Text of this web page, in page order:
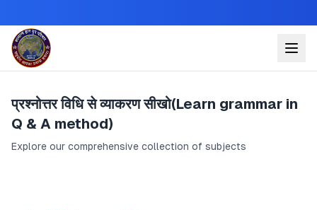
प्रश्नोत्तर विधि से व्याकरण सीखो(Learn grammar in
Q & A method)
Explore our comprehensive collection of subjects